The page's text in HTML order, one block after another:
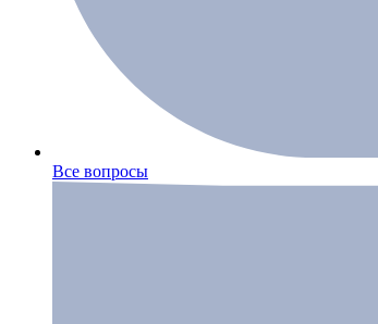
Все вопросы